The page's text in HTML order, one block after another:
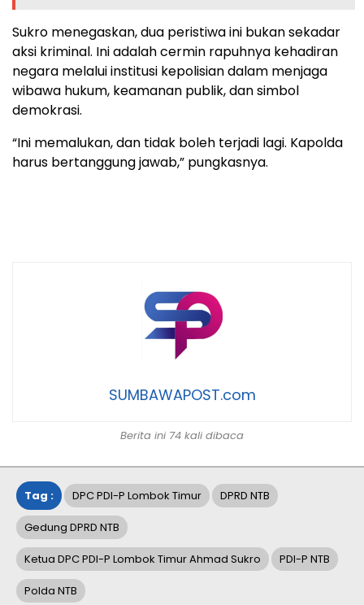
Sukro menegaskan, dua peristiwa ini bukan sekadar
aksi kriminal. Ini adalah cermin rapuhnya kehadiran
negara melalui institusi kepolisian dalam menjaga
wibawa hukum, keamanan publik, dan simbol
demokrasi.
“Ini memalukan, dan tidak boleh terjadi lagi. Kapolda
harus bertanggung jawab,” pungkasnya.
SUMBAWAPOST.com
Berita ini 74 kali dibaca
Tag : DPC PDI-P Lombok Timur DPRD NTB
Gedung DPRD NTB
Ketua DPC PDI-P Lombok Timur Ahmad Sukro PDI-P NTB
Polda NTB